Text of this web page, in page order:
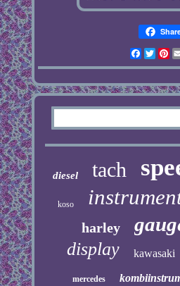
Facebook
diesel tach
koso
harley
display kawasaki
mercedes